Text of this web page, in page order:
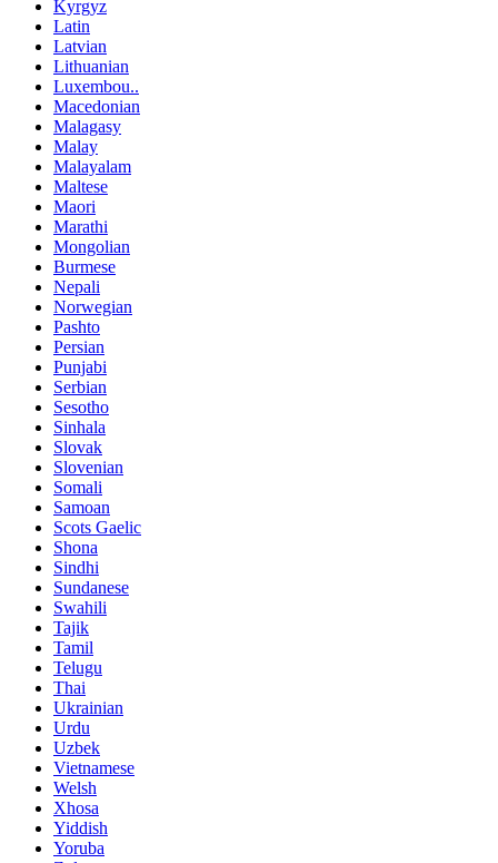
Kyrgyz
Latin
Latvian
Lithuanian
Luxembou..
Macedonian
Malagasy
Malay
Malayalam
Maltese
Maori
Marathi
Mongolian
Burmese
Nepali
Norwegian
Pashto
Persian
Punjabi
Serbian
Sesotho
Sinhala
Slovak
Slovenian
Somali
Samoan
Scots Gaelic
Shona
Sindhi
Sundanese
Swahili
Tajik
Tamil
Telugu
Thai
Ukrainian
Urdu
Uzbek
Vietnamese
Welsh
Xhosa
Yiddish
Yoruba